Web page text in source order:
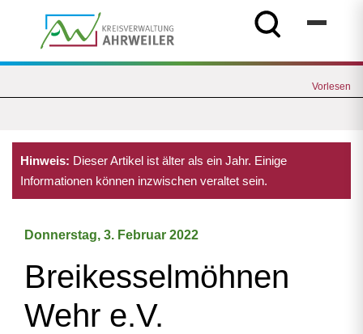
Vorlesen
Hinweis: Dieser Artikel ist älter als ein Jahr. Einige
Informationen können inzwischen veraltet sein.
Donnerstag, 3. Februar 2022
Breikesselmöhnen
Wehr e.V.